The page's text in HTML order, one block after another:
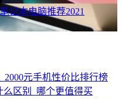
记本电脑推荐2021
元手机性价比排行榜
么区别_哪个更值得买